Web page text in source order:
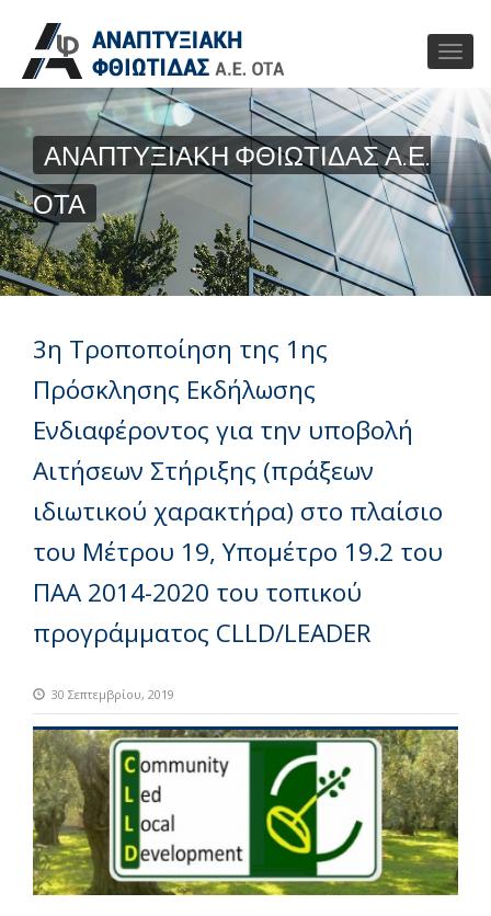
ΑΝΑΠΤΥΞΙΑΚΗ ΦΘΙΩΤΙΔΑΣ Α.Ε.
ΟΤΑ
3η Τροποποίηση της 1ης
Πρόσκλησης Εκδήλωσης
Ενδιαφέροντος για την υποβολή
Αιτήσεων Στήριξης (πράξεων
ιδιωτικού χαρακτήρα) στο πλαίσιο
του Μέτρου 19, Υπομέτρο 19.2 του
ΠΑΑ 2014-2020 του τοπικού
προγράμματος CLLD/LEADER
30 Σεπτεμβρίου, 2019